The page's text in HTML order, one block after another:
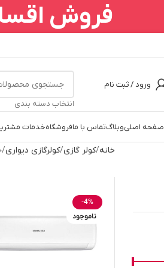
ورود / ثبت نام
انتخاب دسته بندی
صفحه اصلیوبلاگتماس با مافروشگاهخدمات
خانه کولر گازی کولرگازی دیواری
-4%
ناموجود
فروش